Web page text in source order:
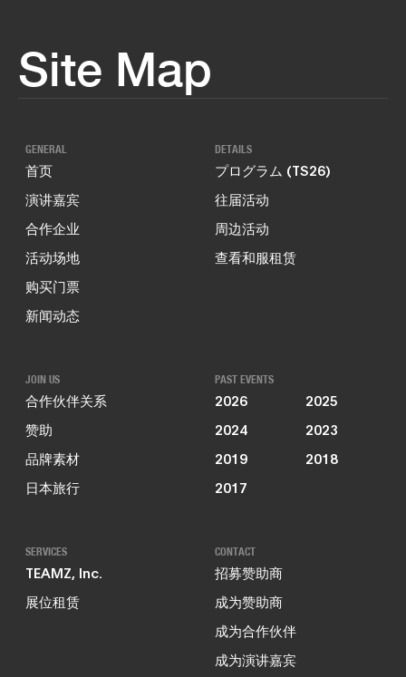
Site Map
GENERAL
首页
演讲嘉宾
合作企业
活动场地
购买门票
新闻动态
DETAILS
プログラム (TS26)
往届活动
周边活动
查看和服租赁
JOIN US
合作伙伴关系
赞助
品牌素材
日本旅行
PAST EVENTS
2026
2025
2024
2023
2019
2018
2017
SERVICES
TEAMZ, Inc.
展位租赁
CONTACT
招募赞助商
成为赞助商
成为合作伙伴
成为演讲嘉宾